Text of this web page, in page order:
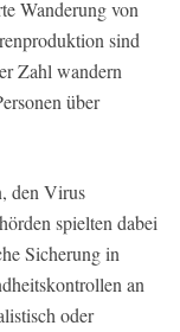
Wanderung von
sind
Zahl wandern
über
den Virus
spielten dabei
Sicherung in
an
oder